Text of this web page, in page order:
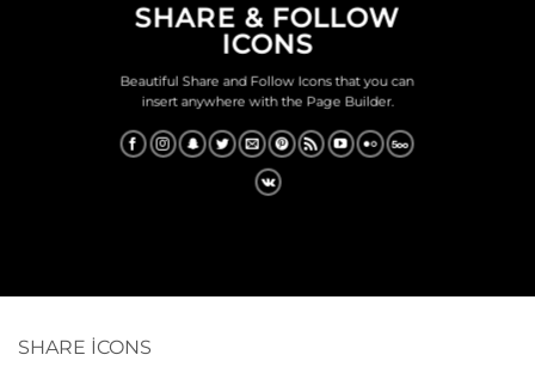
SHARE & FOLLOW
ICONS
Beautiful Share and Follow Icons that you can
insert anywhere with the Page Builder.
SHARE ICONS